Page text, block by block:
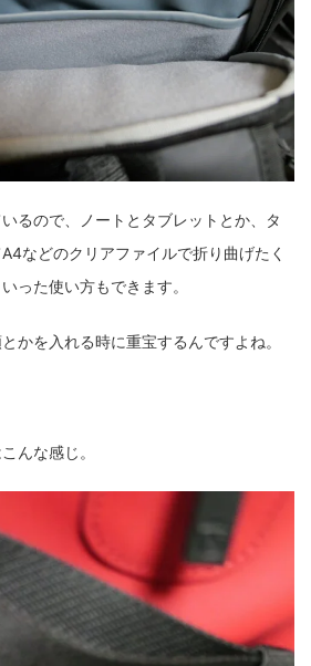
るので、ノートとタブレットとか、タ
などのクリアファイルで折り曲げたく
った使い方もできます。
かを入れる時に重宝するんですよね。
んな感じ。